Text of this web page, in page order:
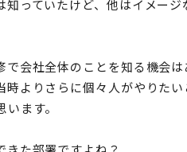
っていたけど、他はイメー
会社全体のことを知る機会
時よりさらに個々人がやりた
ます。